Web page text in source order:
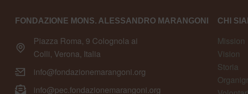
FONDAZIONE MONS. ALESSANDRO MARANGONI
Piazza Roma, 9 Colognola ai
Colli, Verona, Italia
info@fondazionemarangoni.org
info@pec.fondazionemarangoni.org
CHI
Mission
Vision
Storia